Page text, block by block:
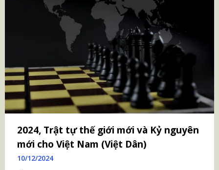
2024, Trật tự thế giới mới và Kỷ nguyên
mới cho Việt Nam (Việt Dân)
10/12/2024